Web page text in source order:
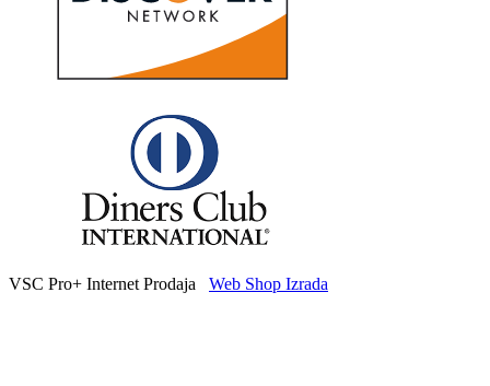
VSC Pro+ Internet Prodaja Web Shop Izrada